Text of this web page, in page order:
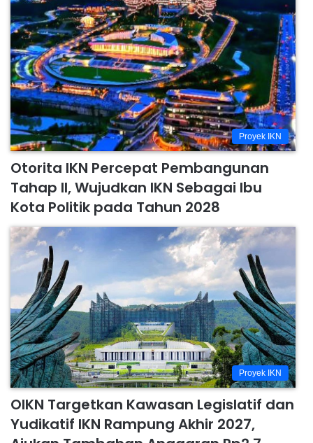
Proyek IKN
Otorita IKN Percepat Pembangunan
Tahap II, Wujudkan IKN Sebagai Ibu
Kota Politik pada Tahun 2028
Proyek IKN
OIKN Targetkan Kawasan Legislatif dan
Yudikatif IKN Rampung Akhir 2027,